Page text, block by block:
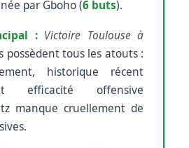
par Gboho (6 buts).
: Victoire Toulouse à
possèdent tous les atouts :
historique récent
efficacité offensive
manque cruellement de